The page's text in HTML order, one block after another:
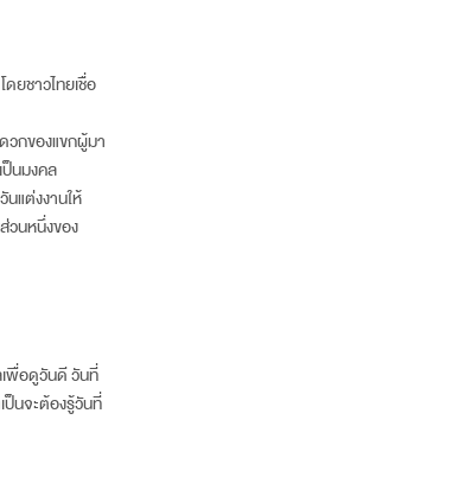
ยชาวไทยเชื่อ
วกของแขกผู้มา
นมงคล
วันแต่งงานให้
วนหนึ่งของ
เพื่อดูวันดี วันที่
ป็นจะต้องรู้วันที่